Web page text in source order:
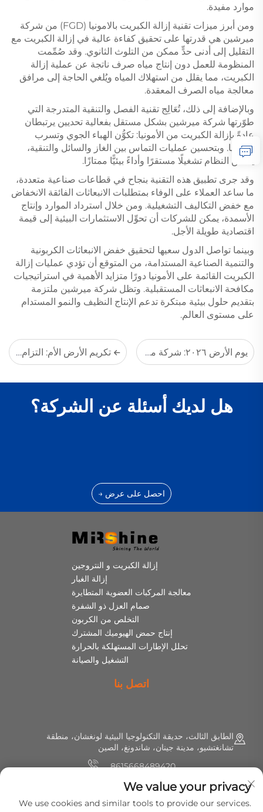
موارد مفيدة.
ومن أبرز ميزات تقنية إزالة الكبريت بالامونيا (FGD) من شركة
ميرشين هي قدرتها على تحقيق كفاءة عالية في إزالة الكبريت مع
التقليل إلى أدنى حدٍّ ممكن من التلوث الثانوي. وقد صُمِّمت
المنظومة للعمل دون إنتاج مياه صرف ناتجة عن عملية إزالة
الكبريت، مما يقلل من استهلاك المياه ويُلغي الحاجة إلى مرافق
معالجة مياه الصرف المعقدة.
وبالإضافة إلى ذلك، تُعَالِج تقنية الفصل والتنقية المتدرجة التي
طوّرتها شركة ميرشين بشكل مستقل بفعالية تحديين يرتبطان
عادةً بإزالة الكبريت من الأمونيا: تكوُّن الهباء الجوي وتسرب
الأمونيا. وبتحسين عمليات التماس بين الغاز والسائل والتنقية،
يضمن النظام تشغيلًا مستقرًا وأداءً بيئيًّا ممتازًا.
وقد جرى تطبيق هذه التقنية بنجاح في قطاعات صناعية متعددة،
ما ساعد العملاء على الوفاء بمتطلبات الانبعاثات الفائقة الانخفاض
مع خفض التكاليف التشغيلية. ومن خلال استرداد الموارد وإنتاج
الأسمدة، يمكن للشركات أن تحوِّل الاستثمارات البيئية إلى قيمة
اقتصادية طويلة الأجل.
وبينما تواصل الدول سعيها لتحقيق خفض الانبعاثات الكربونية
والتنمية الصناعية المستدامة، من المتوقع أن تؤدي عمليات إزالة
الكبريت القائمة على الأمونيا دورًا متزايد الأهمية في استراتيجيات
مكافحة الانبعاثات المستقبلية. وتظل شركة ميرشين ملتزمة
بتقديم حلول بيئية مبتكرة تدعم الإنتاج النظيف والنمو المستدام
على مستوى العالم.
تكريم الأرض الأم: التزام شركة ميرشين بمستقبلٍ أكثر اخضرارًا يوم الأرض ٢٠٢٦: شركة ميرشين البيئية تُقدِّم تقدُّمًا نحو صناعة أنظف لمستقبلٍ أكثر اخضرارًا
هل لديك أسئلة عن الشركة؟
احصل على عرض →
إزالة الكبريت و النتروجين
إزالة الغبار
معالجة المركبات العضوية المتطايرة
صمام العزل ذو الشفرة
التخلص من الكربون
إنتاج حمض الهيوميك المشترك
تحلل الإطارات المستهلكة بالحرارة
التشغيل والصيانة
اتصل بنا
الطابق الثالث، حديقة التكنولوجيا البيئية لونغشان، منطقة
تشانغتشيو، مدينة جينان، شاندونغ، الصين
8615668489420
+86 (0) 531 8891 0288
[email protected]
We value your privacy
We use cookies and similar tools to provide our services.